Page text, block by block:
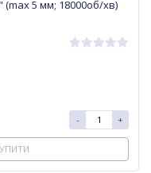
5 мм; 18000об/хв)
- +